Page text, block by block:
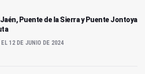
Puente de la Sierra y Puente Jontoya
EL 12 DE JUNIO DE 2024